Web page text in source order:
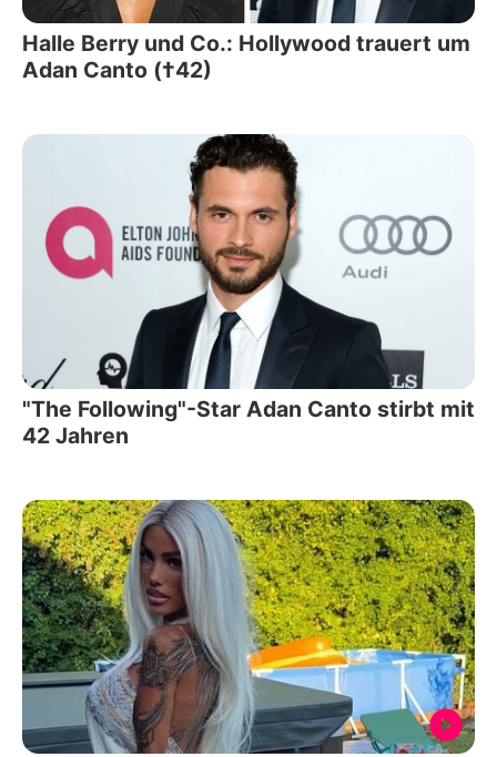
Halle Berry und Co.: Hollywood trauert um
Adan Canto (†42)
"The Following"-Star Adan Canto stirbt mit
42 Jahren